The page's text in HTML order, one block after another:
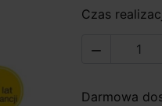
Czas

Darmowa